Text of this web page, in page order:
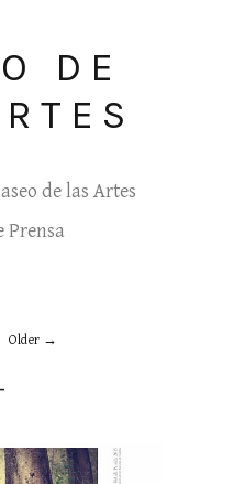
DE
de las Artes
Prensa
Older